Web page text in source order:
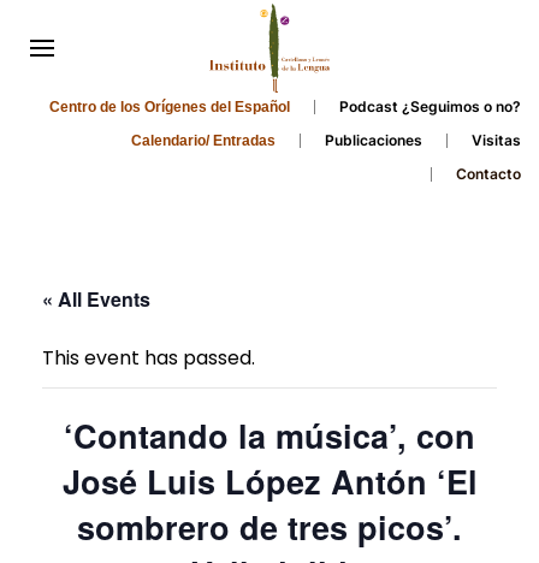
Centro de los Orígenes del Español Podcast ¿Seguimos o no?
Calendario/ Entradas Publicaciones Visitas Contacto
‘Contando la música’, con
José Luis López Antón ‘El
sombrero de tres picos’.
Valladolid